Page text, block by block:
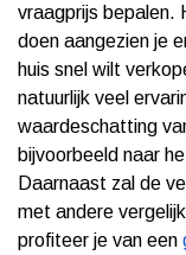
vraagprijs bepalen.
doen aangezien je
huis snel wilt
natuurlijk veel
waardeschatting
bijvoorbeeld naar
Daarnaast zal de
met andere
profiteer je van een